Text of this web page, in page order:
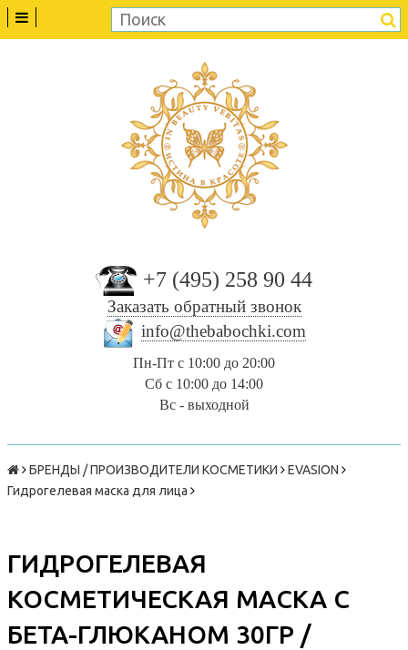
+7 (495) 258 90 44
Заказать обратный звонок
info@thebabochki.com
Пн-Пт с 10:00 до 20:00
Сб с 10:00 до 14:00
Вс - выходной
БРЕНДЫ / ПРОИЗВОДИТЕЛИ КОСМЕТИКИ
EVASION
Гидрогелевая маска для лица
ГИДРОГЕЛЕВАЯ
КОСМЕТИЧЕСКАЯ МАСКА С
БЕТА-ГЛЮКАНОМ 30ГР /